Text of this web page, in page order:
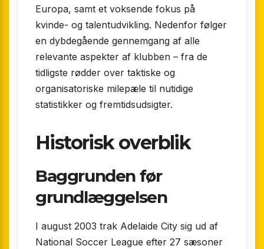
Europa, samt et voksende fokus på
kvinde- og talentudvikling. Nedenfor følger
en dybdegående gennemgang af alle
relevante aspekter af klubben – fra de
tidligste rødder over taktiske og
organisatoriske milepæle til nutidige
statistikker og fremtidsudsigter.
Historisk overblik
Baggrunden før
grundlæggelsen
I august 2003 trak Adelaide City sig ud af
National Soccer League efter 27 sæsoner